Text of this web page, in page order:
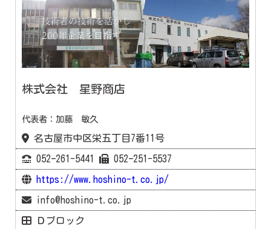
株式会社 星野商店
代表者：加藤 敏久
名古屋市中区栄五丁目7番11号
052ｰ261-5441 052ｰ251-5537
https://www.hoshino-t.co.jp/
info@hoshino-t.co.jp
Ｄブロック